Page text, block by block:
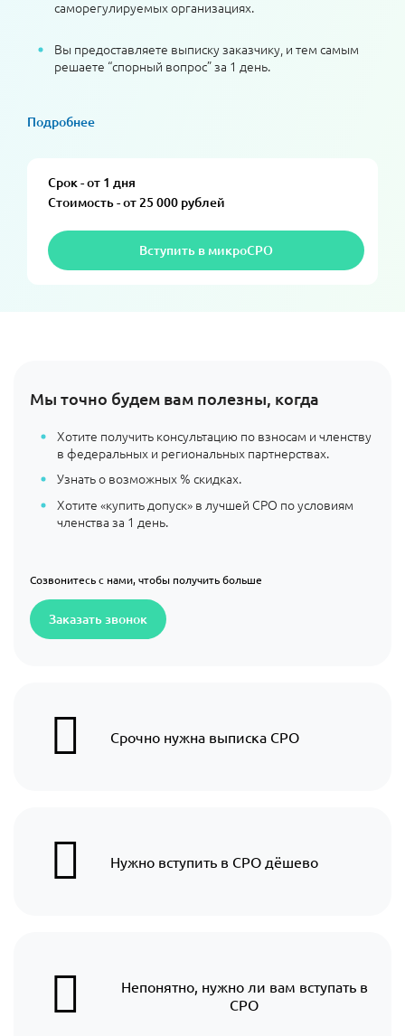
саморегулируемых организациях.
Вы предоставляете выписку заказчику, и тем самым
решаете “спорный вопрос” за 1 день.
Подробнее
Срок - от 1 дня
Стоимость - от 25 000 рублей
Вступить в микроСРО
Мы точно будем вам полезны, когда
Хотите получить консультацию по взносам и членству
в федеральных и региональных партнерствах.
Узнать о возможных % скидках.
Хотите «купить допуск» в лучшей СРО по условиям
членства за 1 день.
Созвонитесь с нами, чтобы получить больше
Заказать звонок
Срочно нужна выписка СРО
Нужно вступить в СРО дёшево
Непонятно, нужно ли вам вступать в
СРО